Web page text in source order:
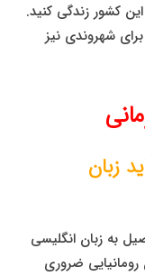
کشور زندگی کنید.
برای شهروندی نیز
زبان
به زبان انگلیسی
رومانیایی ضروری